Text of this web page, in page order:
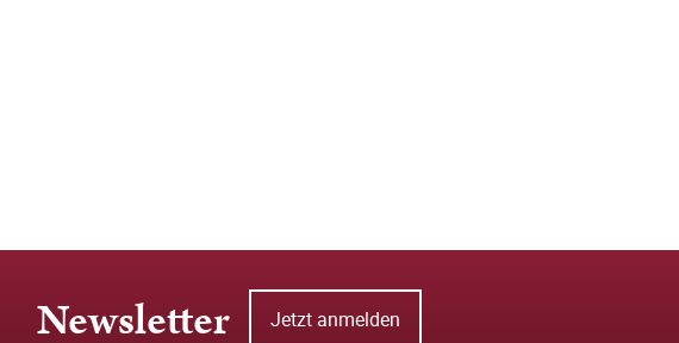
Newsletter Jetzt anmelden